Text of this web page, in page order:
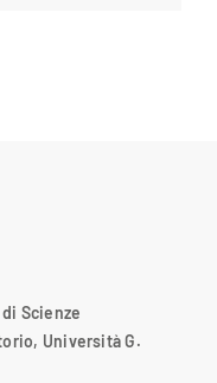
Scienze
Università G.